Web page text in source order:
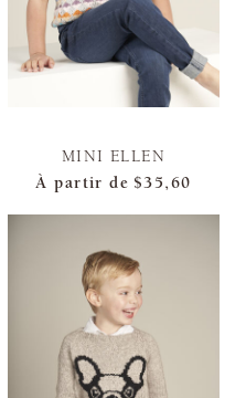
MINI ELLEN
À partir de $35,60